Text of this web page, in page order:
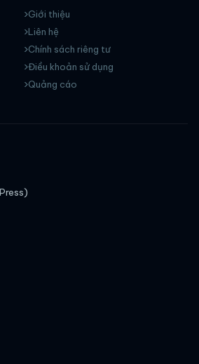
Giới thiệu
Liên hệ
Chính sách riêng tư
Điều khoản sử dụng
Quảng cáo